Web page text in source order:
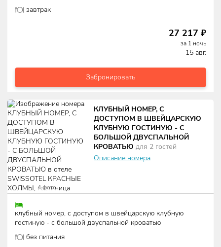
завтрак
27 217 ₽
за 1 ночь
15 авг.
Забронировать
4фото
КЛУБНЫЙ НОМЕР, С
ДОСТУПОМ В ШВЕЙЦАРСКУЮ
КЛУБНУЮ ГОСТИНУЮ - С
БОЛЬШОЙ ДВУСПАЛЬНОЙ
КРОВАТЬЮ для 2 гостей
Описание номера
клубный номер, с доступом в швейцарскую клубную
гостиную - с большой двуспальной кроватью
без питания